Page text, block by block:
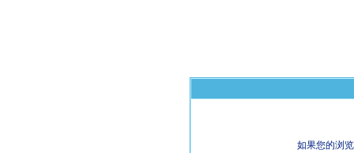
如果您的浏